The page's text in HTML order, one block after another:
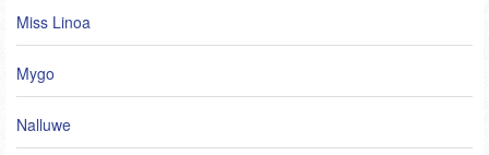
Miss Linoa
Mygo
Nalluwe